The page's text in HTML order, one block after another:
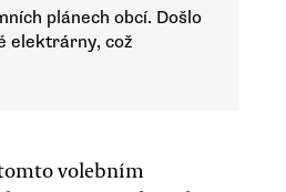
plánech obcí. Došlo
elektrárny, což
volebním